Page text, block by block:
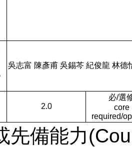
吳志富 陳彥甫 吳錫芩 紀俊龍 林
2.0
必/選
core
required/
先備能力